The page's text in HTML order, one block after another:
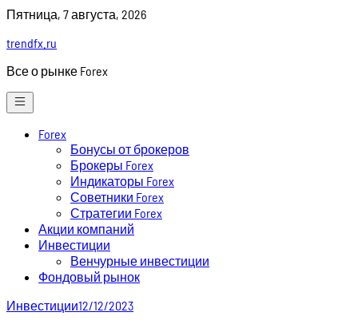
Skip
content
Пятница, 7 августа, 2026
trendfx.ru
Все о рынке Forex
Forex
Бонусы от брокеров
Брокеры Forex
Индикаторы Forex
Советники Forex
Стратегии Forex
Акции компаний
Инвестиции
Венчурные инвестиции
Фондовый рынок
Инвестиции12/12/2023